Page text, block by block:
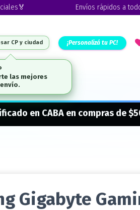
Envíos rápidos a todo el
CP y ciudad ¡Personalizá tu PC!
en CABA en compras de
Gigabyte